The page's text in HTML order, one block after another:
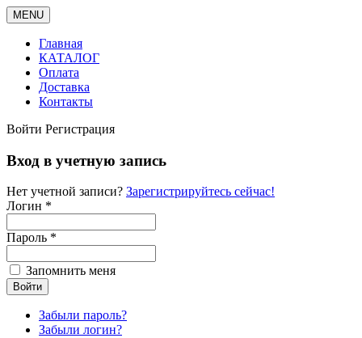
MENU
Главная
КАТАЛОГ
Оплата
Доставка
Контакты
Войти Регистрация
Вход в учетную запись
Нет учетной записи? Зарегистрируйтесь сейчас!
Логин *
Пароль *
Запомнить меня
Забыли пароль?
Забыли логин?